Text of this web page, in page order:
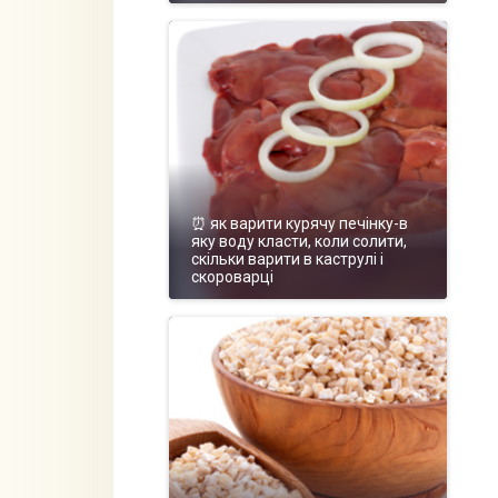
⏰ як варити курячу печінку-в
яку воду класти, коли солити,
скільки варити в каструлі і
скороварці